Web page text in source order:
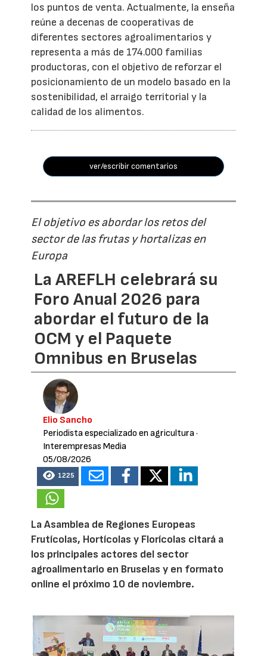
los puntos de venta. Actualmente, la enseña
reúne a decenas de cooperativas de
diferentes sectores agroalimentarios y
representa a más de 174.000 familias
productoras, con el objetivo de reforzar el
posicionamiento de un modelo basado en la
sostenibilidad, el arraigo territorial y la
calidad de los alimentos.
ver/escribir comentarios
El objetivo es abordar los retos del
sector de las frutas y hortalizas en
Europa
La AREFLH celebrará su
Foro Anual 2026 para
abordar el futuro de la
OCM y el Paquete
Omnibus en Bruselas
Elio Sancho
Periodista especializado en agricultura·
Interempresas Media
05/08/2026
1225
La Asamblea de Regiones Europeas
Frutícolas, Hortícolas y Florícolas citará a
los principales actores del sector
agroalimentario en Bruselas y en formato
online el próximo 10 de noviembre.